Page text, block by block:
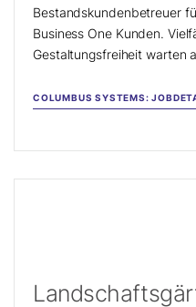
Bestandskundenbetreuer
Business One Kunden.
Gestaltungsfreiheit warten
COLUMBUS SYSTEMS: